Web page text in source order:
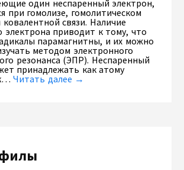
один неспаренный электрон,
при гомолизе, гомолитическом
связи. Наличие
электрона приводит к тому, что
парамагнитны, и их можно
методом электронного
резонанса (ЭПР). Неспаренный
принадлежать как атому
Читать далее →